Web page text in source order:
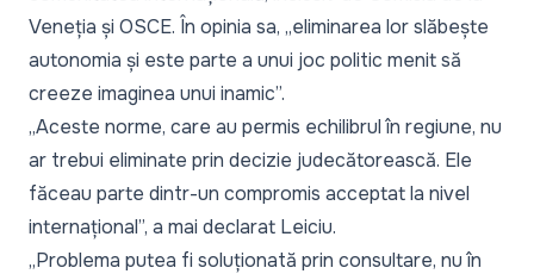
Veneția și OSCE. În opinia sa, „eliminarea lor slăbește
autonomia și este parte a unui joc politic menit să
creeze imaginea unui inamic”.
„Aceste norme, care au permis echilibrul în regiune, nu
ar trebui eliminate prin decizie judecătorească. Ele
făceau parte dintr-un compromis acceptat la nivel
internațional”, a mai declarat Leiciu.
„Problema putea fi soluționată prin consultare, nu în